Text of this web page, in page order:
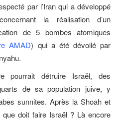
par l’Iran qui a développé
la réalisation d’un
de 5 bombes atomiques
AMAD) qui a été dévoilé par
pourrait détruire Israël, des
de sa population juive, y
sunnites. Après la Shoah et
doit faire Israël ? Là encore